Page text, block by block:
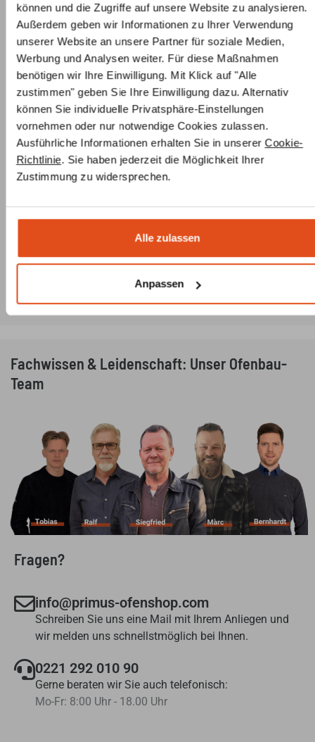
können und die Zugriffe auf unsere Website zu analysieren.
Außerdem geben wir Informationen zu Ihrer Verwendung
unserer Website an unsere Partner für soziale Medien,
Werbung und Analysen weiter. Für diese Maßnahmen
benötigen wir Ihre Einwilligung. Mit Klick auf "Alle
zustimmen" geben Sie Ihre Einwilligung dazu. Alternativ
können Sie individuelle Privatsphäre-Einstellungen
vornehmen oder nur notwendige Cookies zulassen.
Ausführliche Informationen erhalten Sie in unsererCookie-
Richtlinie. Sie haben jederzeit die Möglichkeit Ihrer
Zustimmung zu widersprechen.
Alle zulassen
Anpassen
Lieferumfang Primo PanoramakaminP 45/34/51
H:
Kamineinsatz wie Abbildung
Schiebetür Türmaß ca. mm (B/T/H) 450x340x510
mm
Keramikglas Einfachglas schwarz gerändert und
selbstreinigend
Durchmesser Außenluftanschluss
(Verbrennungsluftstutzen) 125 mm
Durchmesser Abgasstutzen 180 mm
Aschekasten mit Rostabdeckung
Bauart 1 (selbstschließende Tür)
Zulassungen in Deutschland, Österreich und Schweiz
(BimschV2,15 A B-VG, LRV)
Fachwissen & Leidenschaft: Unser Ofenbau-
Team
Fragen?
info@primus-ofenshop.com
Schreiben Sie uns eine Mail mit Ihrem Anliegen und
wir melden uns schnellstmöglich bei Ihnen.
0221 292 010 90
Gerne beraten wir Sie auch telefonisch:
Mo-Fr: 8:00 Uhr - 18.00 Uhr